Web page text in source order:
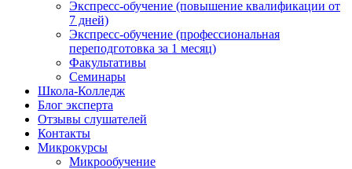
Экспресс-обучение (повышение квалификации от
7 дней)
Экспресс-обучение (профессиональная
переподготовка за 1 месяц)
Факультативы
Семинары
Школа-Колледж
Блог эксперта
Отзывы слушателей
Контакты
Микрокурсы
Микрообучение